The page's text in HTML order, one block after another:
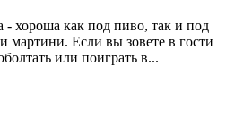
- хороша как под пиво, так и под
мартини. Если вы зовете в гости
или поиграть в...